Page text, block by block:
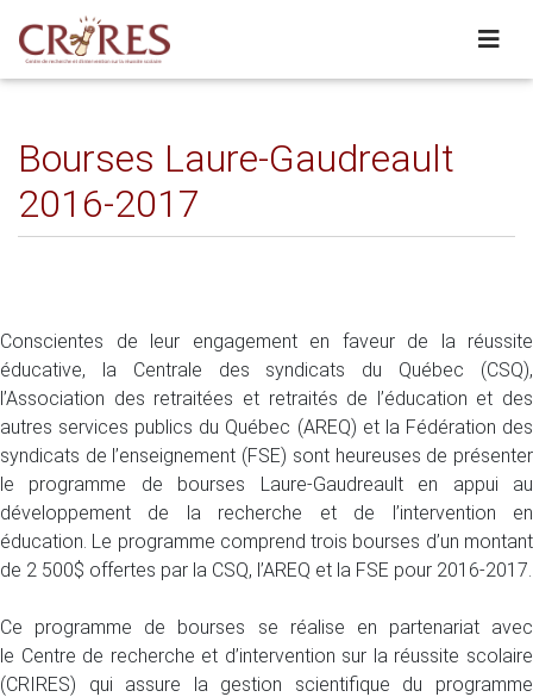
Bourses Laure-Gaudreault
2016-2017
Conscientes de leur engagement en faveur de la réussite
éducative, la Centrale des syndicats du Québec (CSQ),
l’Association des retraitées et retraités de l’éducation et des
autres services publics du Québec (AREQ) et la Fédération des
syndicats de l’enseignement (FSE) sont heureuses de présenter
le programme de bourses Laure-Gaudreault en appui au
développement de la recherche et de l’intervention en
éducation. Le programme comprend trois bourses d’un montant
de 2 500$ offertes par la CSQ, l’AREQ et la FSE pour 2016-2017.
Ce programme de bourses se réalise en partenariat avec
le Centre de recherche et d’intervention sur la réussite scolaire
(CRIRES) qui assure la gestion scientifique du programme